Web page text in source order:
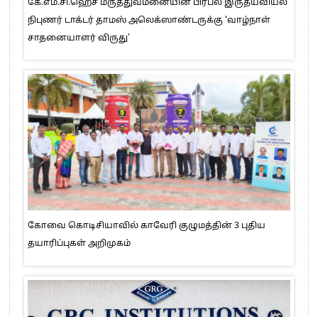
கே.எம்.சி.ஹெச் மருத்துவமனையின் பிரபல இருதயவியல்
நிபுணர் டாக்டர் தாமஸ் அலெக்ஸாண்டருக்கு ‘வாழ்நாள்
சாதனையாளர் விருது’
கோவை கொடிசியாவில் காவேரி குழுமத்தின் 3 புதிய
தயாரிப்புகள் அறிமுகம்